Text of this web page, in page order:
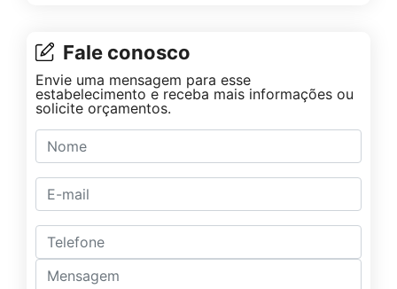
Fale conosco
Envie uma mensagem para esse
estabelecimento e receba mais informações ou
solicite orçamentos.